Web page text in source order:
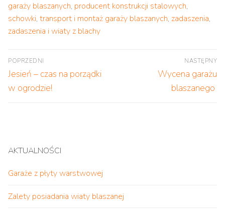
garaży blaszanych, producent konstrukcji stalowych,
schowki, transport i montaż garaży blaszanych, zadaszenia,
zadaszenia i wiaty z blachy
Nawigacja
wpisu
POPRZEDNI
Poprzedni
wpis:
Jesień – czas na porządki
w ogrodzie!
NASTĘPNY
Następny
wpis:
Wycena garażu
blaszanego
AKTUALNOŚCI
Garaże z płyty warstwowej
Zalety posiadania wiaty blaszanej